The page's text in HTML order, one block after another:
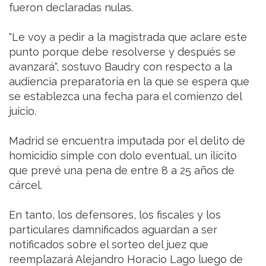
fueron declaradas nulas.
"Le voy a pedir a la magistrada que aclare este
punto porque debe resolverse y después se
avanzará", sostuvo Baudry con respecto a la
audiencia preparatoria en la que se espera que
se establezca una fecha para el comienzo del
juicio.
Madrid se encuentra imputada por el delito de
homicidio simple con dolo eventual, un ilícito
que prevé una pena de entre 8 a 25 años de
cárcel.
En tanto, los defensores, los fiscales y los
particulares damnificados aguardan a ser
notificados sobre el sorteo del juez que
reemplazará Alejandro Horacio Lago luego de